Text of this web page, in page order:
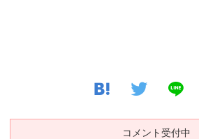
コメント受付中